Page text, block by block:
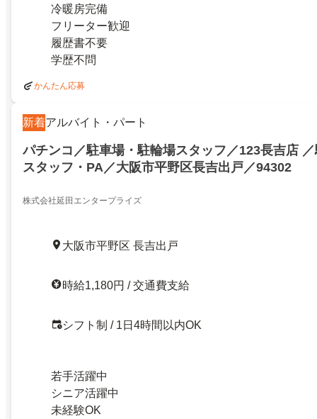
冷暖房完備
フリーター歓迎
履歴書不要
学歴不問
かんたん応募
新着アルバイト・パート
パチンコ／駐車場・駐輪場スタッフ／123長吉店
スタッフ・PA／大阪市平野区長吉出戸／94302
株式会社延田エンタープライズ
大阪市平野区 長吉出戸
時給1,180円 / 交通費支給
シフト制 / 1日4時間以内OK
若手活躍中
シニア活躍中
未経験OK